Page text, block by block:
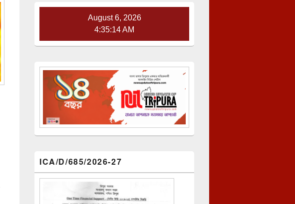
August 6, 2026
4:35:15 AM
ICA/D/685/2026-27